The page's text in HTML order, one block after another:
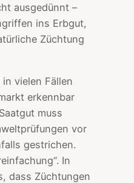
ausgedünnt –
ins Erbgut,
Züchtung
vielen Fällen
erkennbar
muss
vor
gestrichen.
In
dass Züchtungen